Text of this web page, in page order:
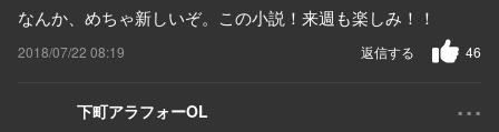
なんか、めちゃ新しいぞ。この小説！来週も楽しみ！！
2018/07/22 08:19 46
返信する
下町アラフォーOL ...